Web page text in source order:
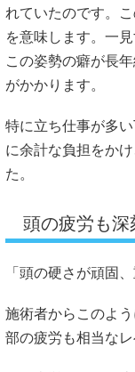
れていたのです。
を意味します。一
この姿勢の癖が長
がかかります。
特に立ち仕事が多
に余計な負担をか
た。
頭の疲労も深
「頭の硬さが頑固
施術者からこのよ
部の疲労も相当な